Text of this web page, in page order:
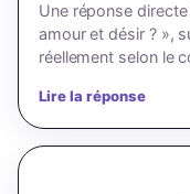
Une réponse
amour et désir ? »,
réellement selon le
Lire la réponse